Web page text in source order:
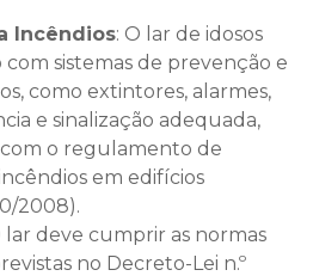
Incêndios: O lar de idosos
sistemas de prevenção e
como extintores, alarmes,
e sinalização adequada,
o regulamento de
em edifícios
2008).
lar deve cumprir as normas
no Decreto-Lei n.º